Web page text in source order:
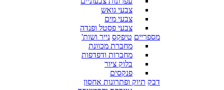
צבעי גואש
צבעי מים
צבעי פסטל ופנדה
מספריים טיפקס נייר ושות'
מחברת מכוונת
מחברות ודפדפות
בלוק ציור
פנקסים
דבק תיוק ופתרונות אחסון